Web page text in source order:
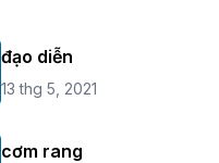
đạo diễn
13 thg 5, 2021
cơm rang